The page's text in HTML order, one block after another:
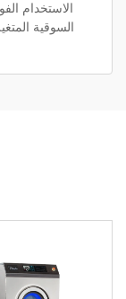
الفوري. حلول
المتغيرة في غاسل
المجمعات